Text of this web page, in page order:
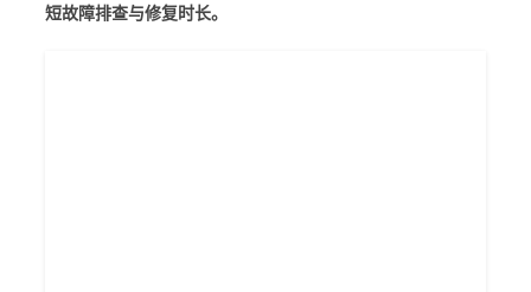
短故障排查与修复时长。